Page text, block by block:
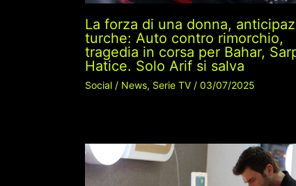
La forza di una donna,
turche: Auto contro rimorchio,
tragedia in corsa per Bahar,
Hatice. Solo Arif si salva
Social / News, Serie TV / 03/07/2025